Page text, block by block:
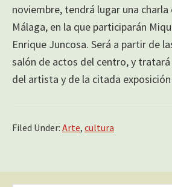
noviembre, tendrá lugar una charla
Málaga, en la que participarán
Enrique Juncosa. Será a partir de
salón de actos del centro, y
del artista y de la citada
Filed Under: Arte, cultura